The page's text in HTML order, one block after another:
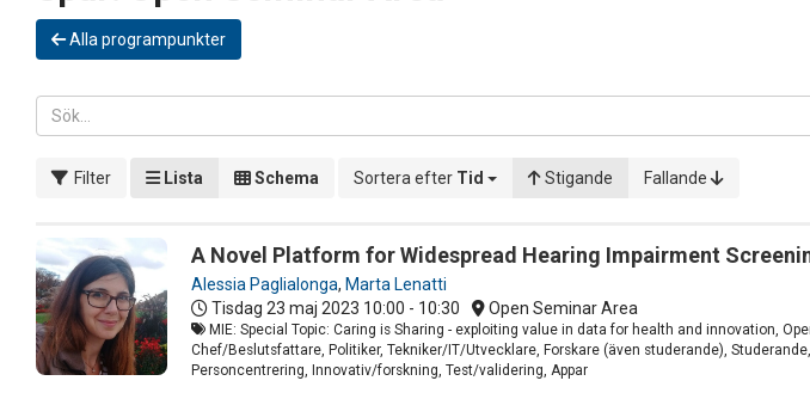
Alla programpunkter
Filter Lista Schema Sortera efter Tid Stigande Fallande
A Novel Platform for Widespread Hearing Impairment
Alessia Paglialonga, Marta Lenatti
Tisdag 23 maj 2023 10:00 - 10:30 Open Seminar Area
MIE: Special Topic: Caring is Sharing - exploiting value in data for health and innovation,
Chef/Beslutsfattare, Politiker, Tekniker/IT/Utvecklare, Forskare (även studerande),
Personcentrering, Innovativ/forskning, Test/validering, Appar